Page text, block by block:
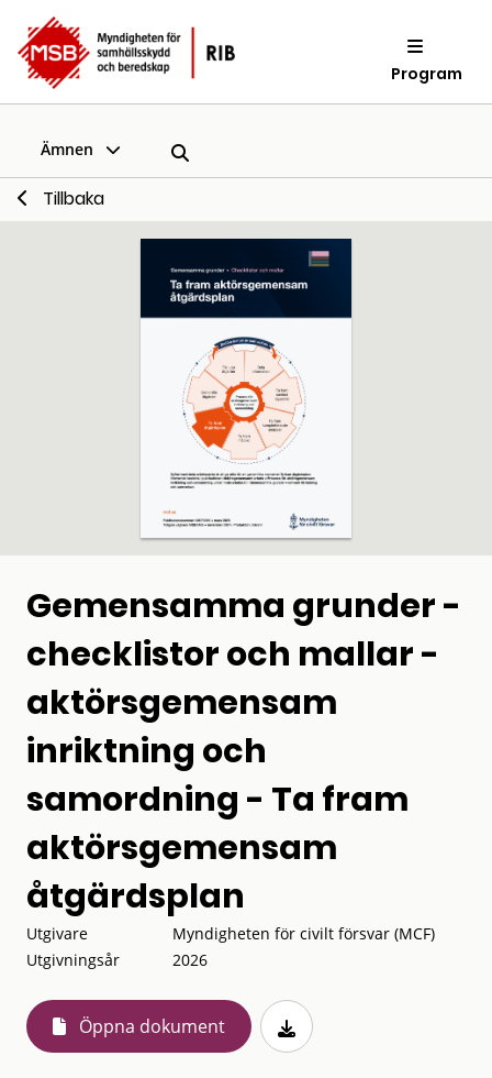
Program
Ämnen
Tillbaka
Gemensamma grunder -
checklistor och mallar -
aktörsgemensam
inriktning och
samordning - Ta fram
aktörsgemensam
åtgärdsplan
Utgivare
Myndigheten för civilt försvar (MCF)
Utgivningsår
2026
Öppna dokument